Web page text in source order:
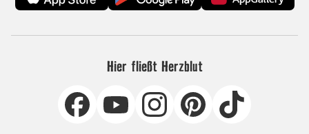
Hier fließt Herzblut